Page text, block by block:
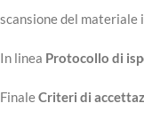
scansione del materiale
In linea Protocollo di
FinaleCriteri di